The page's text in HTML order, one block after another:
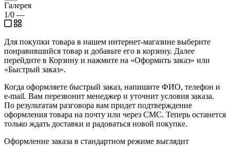
Галерея
1/0 —
Для покупки товара в нашем интернет-магазине выберите
понравившийся товар и добавьте его в корзину. Далее
перейдите в Корзину и нажмите на «Оформить заказ» или
«Быстрый заказ».
Когда оформляете быстрый заказ, напишите ФИО, телефон и
e-mail. Вам перезвонит менеджер и уточнит условия заказа.
По результатам разговора вам придет подтверждение
оформления товара на почту или через СМС. Теперь останется
только ждать доставки и радоваться новой покупке.
Оформление заказа в стандартном режиме выглядит